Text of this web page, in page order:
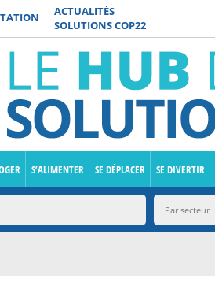
ACTUALITÉS
SOLUTIONS COP22
S’ALIMENTER SE DÉPLACER SE DIVERTIR